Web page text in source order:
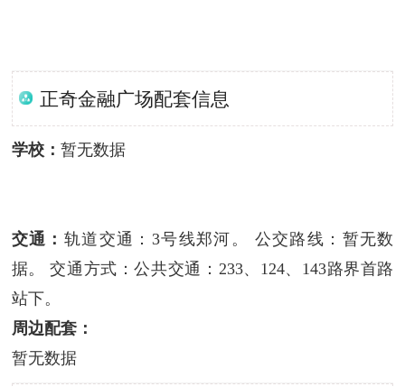
正奇金融广场配套信息
学校： 暂无数据
交通： 轨道交通：3号线郑河。 公交路线：暂无数
据。 交通方式：公共交通：233、124、143路界首路
站下。
周边配套：
暂无数据